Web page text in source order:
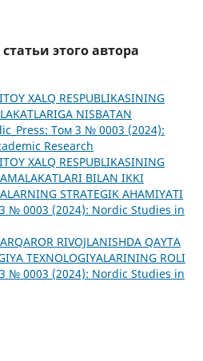
этого автора
XALQ RESPUBLIKASINING
NISBATAN
Том 3 № 0003 (2024):
Research
XALQ RESPUBLIKASINING
BILAN IKKI
STRATEGIK AHAMIYATI
№ 0003 (2024): Nordic Studies in
RIVOJLANISHDA QAYTA
TEXNOLOGIYALARINING ROLI
№ 0003 (2024): Nordic Studies in